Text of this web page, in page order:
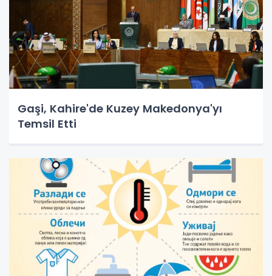
Gaşi, Kahire'de Kuzey Makedonya'yı
Temsil Etti